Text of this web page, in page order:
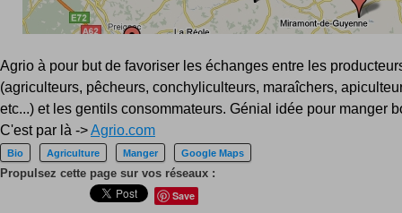
Agrio à pour but de favoriser les échanges entre les
(agriculteurs, pêcheurs, conchyliculteurs, maraîchers,
etc...) et les gentils consommateurs. Génial idée pour manger
C'est par là ->Agrio.com
Bio Agriculture Manger Google Maps
Propulsez cette page sur vos réseaux :
Save